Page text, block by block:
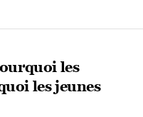
les
les jeunes